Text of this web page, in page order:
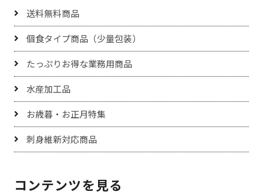
送料無料商品
個食タイプ商品（少量包装）
たっぷりお得な業務用商品
水産加工品
お歳暮・お正月特集
刺身維新対応商品
コンテンツを見る